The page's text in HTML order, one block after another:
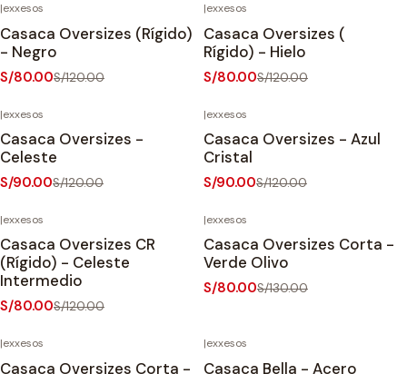
Agotado
|exxesos
Casaca Oversizes (Rígido)
- Negro
S/80.00S/120.00
Agotado
|exxesos
Casaca Oversizes (
Rígido) - Hielo
S/80.00S/120.00
|exxesos
Casaca Oversizes -
Celeste
S/90.00S/120.00
|exxesos
Casaca Oversizes - Azul
Cristal
S/90.00S/120.00
Agotado
|exxesos
Casaca Oversizes CR
(Rígido) - Celeste
Intermedio
S/80.00S/120.00
|exxesos
Casaca Oversizes Corta -
Verde Olivo
S/80.00S/130.00
|exxesos
Casaca Oversizes Corta -
|exxesos
Casaca Bella - Acero